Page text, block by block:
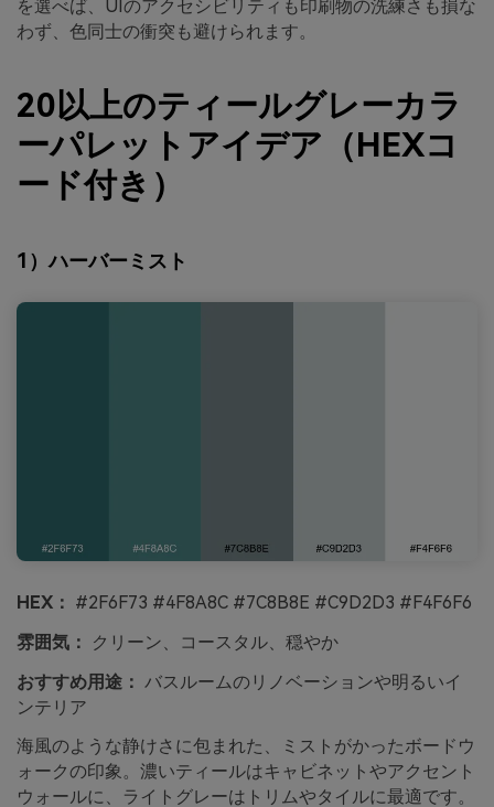
を選べば、UIのアクセシビリティも印刷物の洗練さも損な
わず、色同士の衝突も避けられます。
20以上のティールグレーカラ
ーパレットアイデア（HEXコ
ード付き）
1）ハーバーミスト
HEX： #2F6F73 #4F8A8C #7C8B8E #C9D2D3 #F4F6F6
雰囲気：
クリーン、コースタル、穏やか
おすすめ用途： バスルームのリノベーションや明るいイ
ンテリア
海風のような静けさに包まれた、ミストがかったボードウ
ォークの印象。濃いティールはキャビネットやアクセント
ウォールに、ライトグレーはトリムやタイルに最適です。